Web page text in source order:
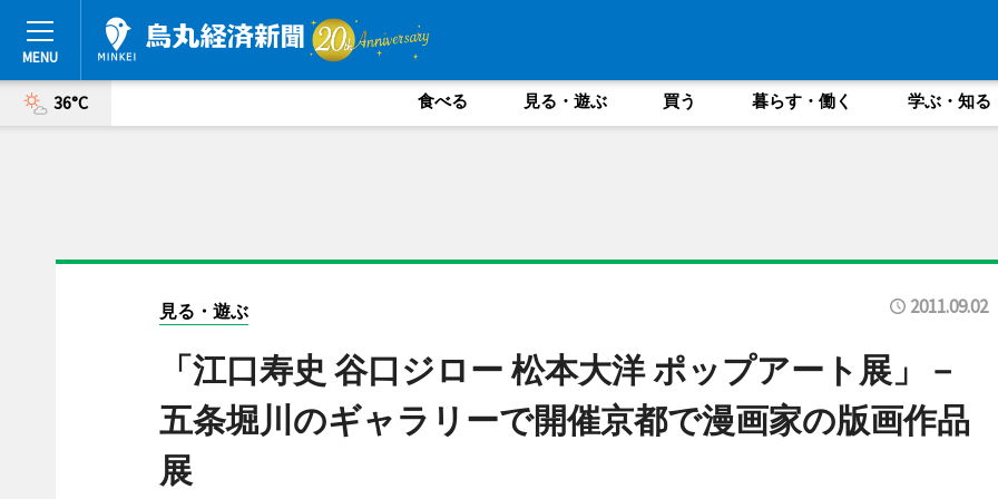
36°C 食べる 見る・遊ぶ 買う 暮らす・働く 学ぶ・知る
見る・遊ぶ 2011.09.02
「江口寿史 谷口ジロー 松本大洋 ポップアート展」－
五条堀川のギャラリーで開催京都で漫画家の版画作品
展